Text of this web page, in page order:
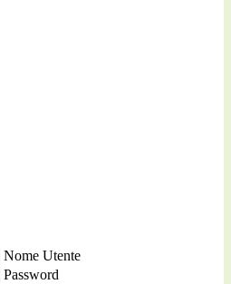
Nome Utente
Password